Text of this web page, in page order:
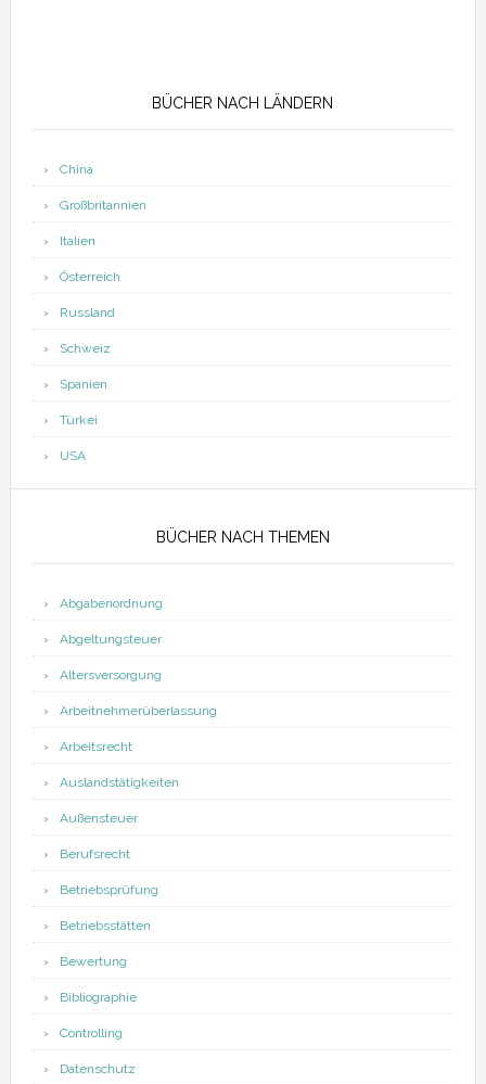
BÜCHER NACH LÄNDERN
China
Großbritannien
Italien
Österreich
Russland
Schweiz
Spanien
Türkei
USA
BÜCHER NACH THEMEN
Abgabenordnung
Abgeltungsteuer
Altersversorgung
Arbeitnehmerüberlassung
Arbeitsrecht
Auslandstätigkeiten
Außensteuer
Berufsrecht
Betriebsprüfung
Betriebsstätten
Bewertung
Bibliographie
Controlling
Datenschutz